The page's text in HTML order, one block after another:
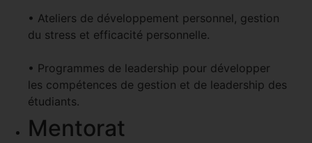
• Ateliers de développement personnel, gestion
du stress et efficacité personnelle.
• Programmes de leadership pour développer
les compétences de gestion et de leadership des
étudiants.
Mentorat